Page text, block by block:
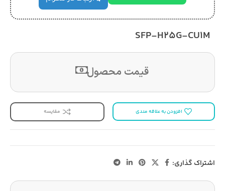
SFP-H25G-CU1M
قیمت محصول
افزودن به علاقه مندی مقایسه
اشتراک گذاری: